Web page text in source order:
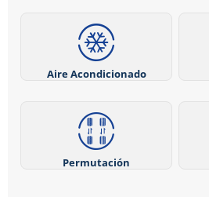
Aire Acondicionado
Permutación